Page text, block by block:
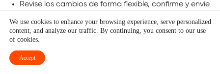
Revise los cambios de forma flexible, confirme y envíe
sus códigos
Guiffy
We use cookies to enhance your browsing experience, serve personalized
content, and analyze our traffic. By continuing, you consent to our use
of cookies.
Accept